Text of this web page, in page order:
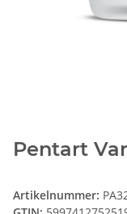
Pentart
Artikelnummer: